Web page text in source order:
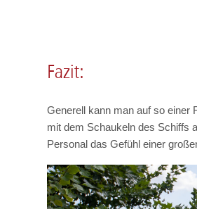
Fazit:
Generell kann man auf so einer
mit dem Schaukeln des Schiffs
Personal das Gefühl einer